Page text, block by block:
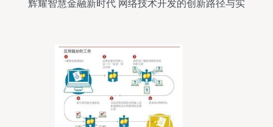
辉耀智慧金融新时代 网络技术开发的创新路径与实